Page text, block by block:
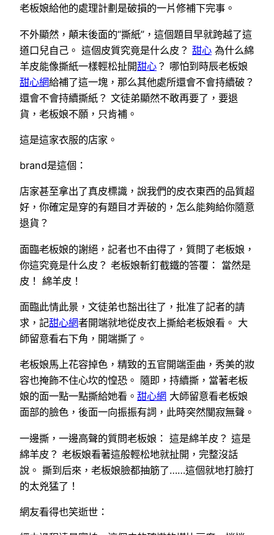
老板娘給他的處理計劃是破損的一片修補下完事。
不外顯然，顛末後面的“撕紙”，這個題目早就跨越了這
道口兒自己。 這個皮質究竟是什么皮？ 甜心 為什么綿
羊皮能像撕紙一樣輕松扯開甜心 ？ 哪怕到時辰老板娘
甜心網給補了這一塊，那么其他處所還會不會持續破？
還會不會持續撕紙？ 文徒弟顯然不敢再要了，要退
貨，老板娘不願，只肯補。
這是這家衣服的店家。
brand是這個：
店家甚至拿出了真皮標識，說我們的皮衣東西的品質超
好，你確定是穿的有題目才弄破的，怎么能夠給你隨意
退貨？
面臨老板娘的謝絕，記者也不由得了，質問了老板娘，
你這究竟是什么皮？ 老板娘斬釘截鐵的答覆： 當然是
皮！ 綿羊皮！
面臨此情此景，文徒弟也豁出往了，批准了記者的請
求，記甜心網者開端就地從皮衣上撕給老板娘看。 大
師留意看右下角，開端撕了。
老板娘馬上花容掉色，精致的五官開端歪曲，秀美的妝
容也掩飾不住心坎的惶恐。 隨即，持續撕，當著老板
娘的面一點一點撕給她看。 甜心網 大師留意看老板娘
面部的臉色，後面一向振振有詞，此時突然闃寂無聲。
一邊撕，一邊高聲的質問老板娘： 這是綿羊皮？ 這是
綿羊皮？ 老板娘看著這般輕松地就扯開，完整沒話
說。 撕到后來，老板娘臉都抽筋了……這個就地打臉打
的太兇猛了！
網友看得也笑逝世：